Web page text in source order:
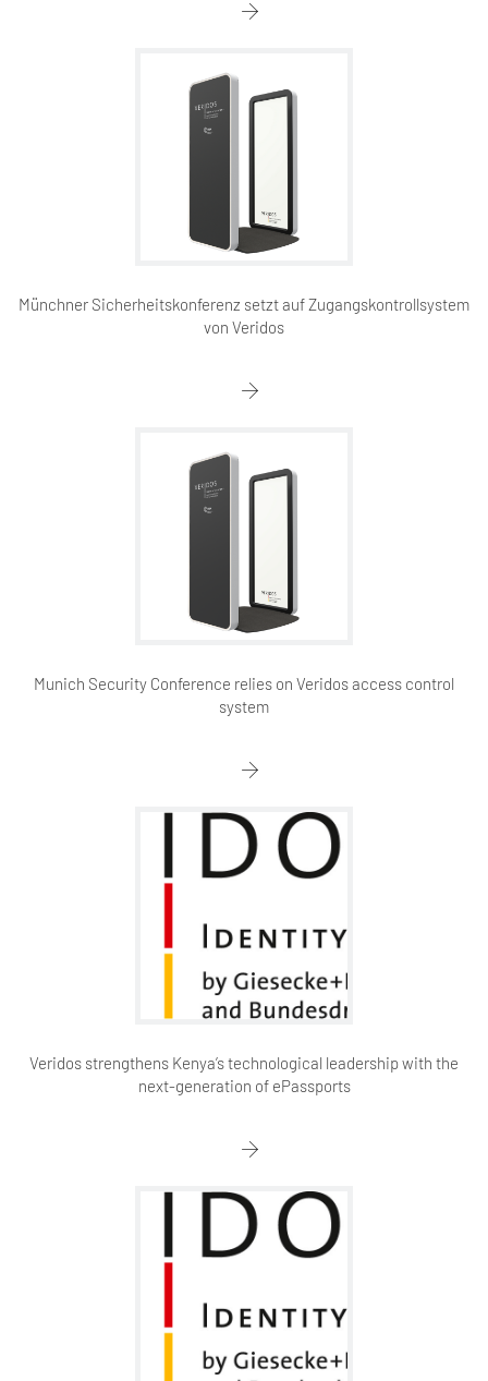
Münchner Sicherheitskonferenz setzt auf Zugangskontrollsystem
von Veridos
Munich Security Conference relies on Veridos access control
system
Veridos strengthens Kenya’s technological leadership with the
next-generation of ePassports